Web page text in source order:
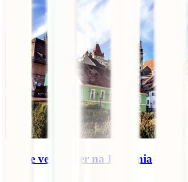
O que ver e fazer na Roménia